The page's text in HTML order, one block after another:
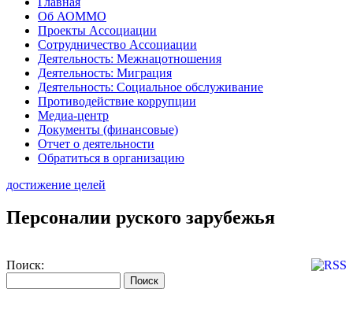
Об АОММО
Проекты Ассоциации
Сотрудничество Ассоциации
Деятельность: Межнацотношения
Деятельность: Миграция
Деятельность: Социальное обслуживание
Противодействие коррупции
Медиа-центр
Документы (финансовые)
Отчет о деятельности
Обратиться в организацию
достижение целей
Персоналии руского зарубежья
Поиск: